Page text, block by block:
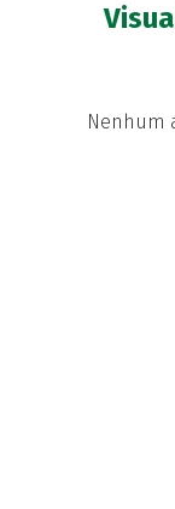
Nenhum